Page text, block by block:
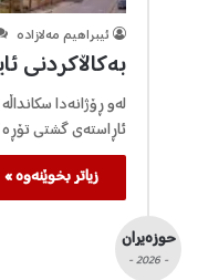
ئیبراهیم مه‌لازاده‌
بەکاڵاکردنی
لەو ڕۆژانەدا
ئاڕاستەی گشتی تۆڕە
زیاتر بخوێنەوە »
حوزەیران
- 2026 -